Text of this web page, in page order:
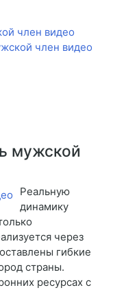
член видео
член видео
мужской
Реальную
динамику
через
гибкие
страны.
ресурсах с